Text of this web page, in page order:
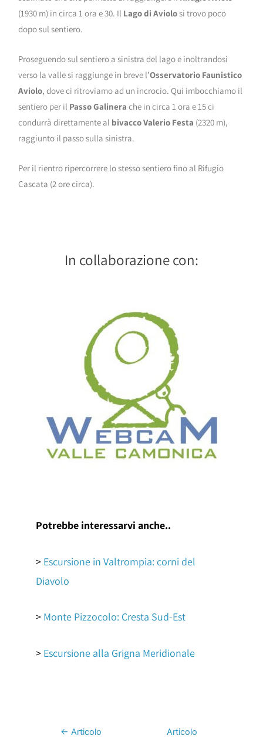
(1930 m) in circa 1 ora e 30. Il Lago di Aviolosi trovo poco
dopo sul sentiero.
Proseguendo sul sentiero a sinistra del lago e inoltrandosi
verso la valle si raggiunge in breve l’Osservatorio Faunistico
Aviolo, dove ci ritroviamo ad un incrocio. Qui imbocchiamo il
sentiero per il Passo Galinera che in circa 1 ora e 15 ci
condurrà direttamente al bivacco Valerio Festa (2320 m),
raggiunto il passo sulla sinistra.
Per il rientro ripercorrere lo stesso sentiero fino al Rifugio
Cascata (2 ore circa).
In collaborazione con:
Potrebbe interessarvi anche..
> Escursione in Valtrompia: corni del
Diavolo
> Monte Pizzocolo: Cresta Sud-Est
> Escursione alla Grigna Meridionale
← Articolo
Articolo